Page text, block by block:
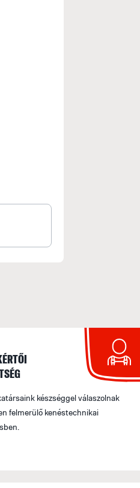
készséggel válaszolnak
felmerülő kenéstechnikai